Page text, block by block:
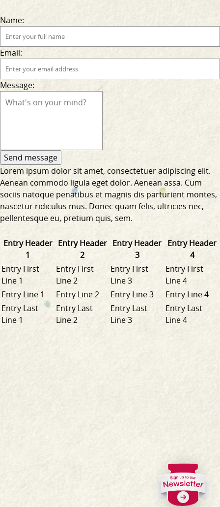
Name:
Email:
Message:
Lorem ipsum dolor sit amet, consectetuer adipiscing elit.
Aenean commodo ligula eget dolor. Aenean assa. Cum
sociis natoque penatibus et magnis dis parturient montes,
nascetur ridiculus mus. Donec quam felis, ultricies nec,
pellentesque eu, pretium quis, sem.
Entry Header
1
Entry Header
2
Entry Header
3
Entry Header
4
Entry First
Line 1
Entry First
Line 2
Entry First
Line 3
Entry First
Line 4
Entry Line 1
Entry Line 2 Entry Line 3
Entry Line 4
Entry Last
Line 1
Entry Last
Line 2
Entry Last
Line 3
Entry Last
Line 4